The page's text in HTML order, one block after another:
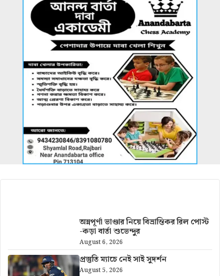
অন্নপূর্ণা ভাণ্ডার নিয়ে বিভ্রান্তিকর রিল পোস্ট
-কড়া বার্তা শুভেন্দুর
August 6, 2026
প্রস্তুতি ম্যাচে নেই সাই সুদর্শন
August 5, 2026